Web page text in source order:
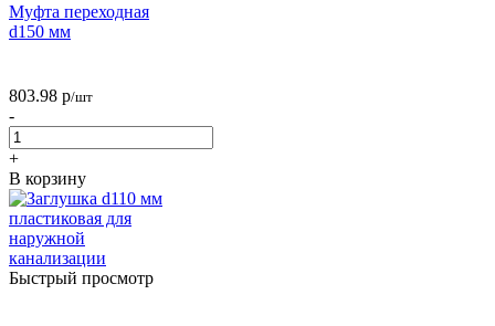
Муфта переходная
d150 мм
803.98 р/шт
-
+
В корзину
Быстрый просмотр